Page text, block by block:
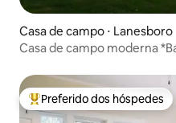
Casa de campo ⋅ Lanesboro
Casa de campo moderna
Entre os melhores
Preferido dos hóspedes